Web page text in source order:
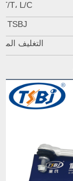
T/T، L/C
TSBJ
التغليف